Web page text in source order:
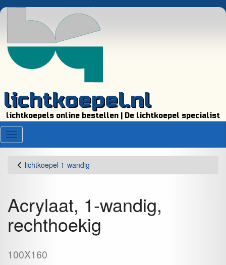
lichtkoepel.nl
lichtkoepels online bestellen | De lichtkoepel specialist
Menu
lichtkoepel 1-wandig
Acrylaat, 1-wandig,
rechthoekig
100X160